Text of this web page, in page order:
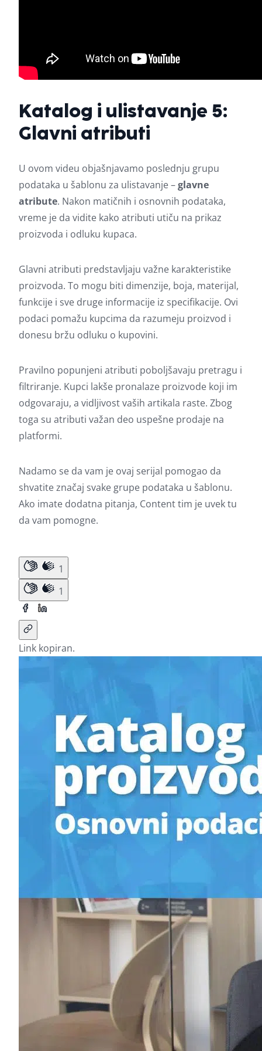
Katalog i ulistavanje 5:
Glavni atributi
U ovom videu objašnjavamo poslednju grupu
podataka u šablonu za ulistavanje –glavne
atribute. Nakon matičnih i osnovnih podataka,
vreme je da vidite kako atributi utiču na prikaz
proizvoda i odluku kupaca.
Glavni atributi predstavljaju važne karakteristike
proizvoda. To mogu biti dimenzije, boja, materijal,
funkcije i sve druge informacije iz specifikacije. Ovi
podaci pomažu kupcima da razumeju proizvod i
donesu bržu odluku o kupovini.
Pravilno popunjeni atributi poboljšavaju pretragu i
filtriranje. Kupci lakše pronalaze proizvode koji im
odgovaraju, a vidljivost vaših artikala raste. Zbog
toga su atributi važan deo uspešne prodaje na
platformi.
Nadamo se da vam je ovaj serijal pomogao da
shvatite značaj svake grupe podataka u šablonu.
Ako imate dodatna pitanja, Content tim je uvek tu
da vam pomogne.
1
1
Link kopiran.